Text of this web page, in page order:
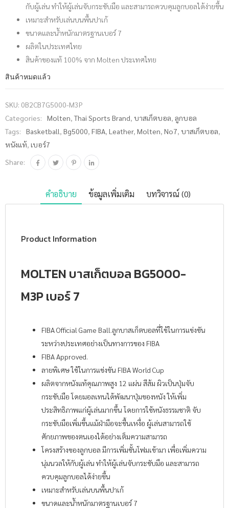
กับผู้เล่น ทำให้ผู้เล่นจับกระชับมือ และสามารถควบคุมลูกบอลได้ง่ายขึ้น
เหมาะสำหรับเล่นบนพื้นปาเก้
ขนาดและน้ำหนักมาตรฐานเบอร์ 7
ผลิตในประเทศไทย
สินค้าของแท้ 100% จาก Molten ประเทศไทย
สินค้าหมดแล้ว
SKU: 0B2CB7G5000-M3P
Categories:
Molten,Thai Sports Brand, บาสเก็ตบอล, ลูกบอล
Tags:
Basketball, Bg5000, FIBA, Leather, Molten, No7, บาสเก็ตบอล,
หนังแท้, เบอร์7
Share:
คำอธิบาย ข้อมูลเพิ่มเติม บทวิจารณ์ (0)
Product Information
MOLTEN บาสเก็ตบอล BG5000-
M3P เบอร์ 7
FIBA Official Game Ball.ลูกบาสเก็ตบอลที่ใช้ในการแข่งขัน
ระหว่างประเทศอย่างเป็นทางการของ FIBA
FIBA Approved.
ลายพิเศษ ใช้ในการแข่งขัน FIBA World Cup
ผลิตจากหนังแท้คุณภาพสูง 12 แผ่น สีส้ม ผิวเป็นปุ่มจับ
กระชับมือ โดยมอลเทนได้พัฒนาปุ่มของหนัง ให้เพิ่ม
ประสิทธิภาพแก่ผู้เล่นมากขึ้น โดยการใช้หนังธรรมชาติ จับ
กระชับมือเพิ่มขึ้นแม้ฝ่ามือจะชื้นเหงื่อ ผู้เล่นสามารถใช้
ศักยภาพของตนเองได้อย่างเต็มความสามารถ
โครงสร้างของลูกบอล มีการเพิ่มชั้นโฟมเข้ามา เพื่อเพิ่มความ
นุ่มนวลให้กับผู้เล่น ทำให้ผู้เล่นจับกระชับมือ และสามารถ
ควบคุมลูกบอลได้ง่ายขึ้น
เหมาะสำหรับเล่นบนพื้นปาเก้
ขนาดและน้ำหนักมาตรฐานเบอร์ 7